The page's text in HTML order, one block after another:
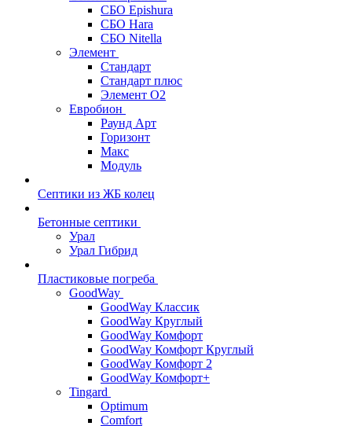
СБО Epishura
СБО Hara
СБО Nitella
Элемент
Стандарт
Стандарт плюс
Элемент О2
Евробион
Раунд Арт
Горизонт
Макс
Модуль
Септики из ЖБ колец
Бетонные септики
Урал
Урал Гибрид
Пластиковые погреба
GoodWay
GoodWay Классик
GoodWay Круглый
GoodWay Комфорт
GoodWay Комфорт Круглый
GoodWay Комфорт 2
GoodWay Комфорт+
Tingard
Optimum
Comfort